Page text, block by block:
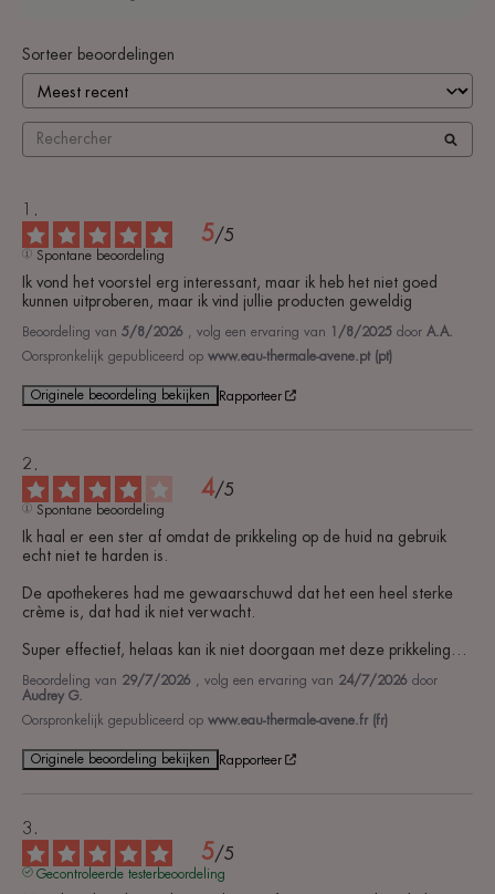
Sorteer beoordelingen
5/5
Spontane beoordeling
Ik vond het voorstel erg interessant, maar ik heb het niet goed
kunnen uitproberen, maar ik vind jullie producten geweldig
Beoordeling van 5/8/2026 , volg een ervaring van 1/8/2025 door A.A.
Oorspronkelijk gepubliceerd op www.eau-thermale-avene.pt (pt)
Originele beoordeling bekijken Rapporteer
4/5
Spontane beoordeling
Ik haal er een ster af omdat de prikkeling op de huid na gebruik
echt niet te harden is.
De apothekeres had me gewaarschuwd dat het een heel sterke
crème is, dat had ik niet verwacht.
Super effectief, helaas kan ik niet doorgaan met deze prikkeling…
Beoordeling van 29/7/2026 , volg een ervaring van 24/7/2026 door
Audrey G.
Oorspronkelijk gepubliceerd op www.eau-thermale-avene.fr (fr)
Originele beoordeling bekijken Rapporteer
5/5
Gecontroleerde testerbeoordeling